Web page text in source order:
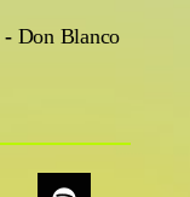
- Don Blanco